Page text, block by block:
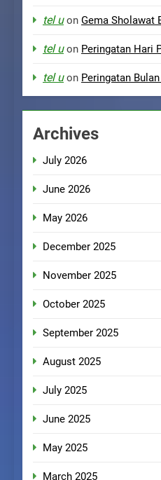
tel uon Gema Sholawat
tel uon Peringatan Hari
tel uon Peringatan
Archives
July 2026
June 2026
May 2026
December 2025
November 2025
October 2025
September 2025
August 2025
July 2025
June 2025
May 2025
March 2025